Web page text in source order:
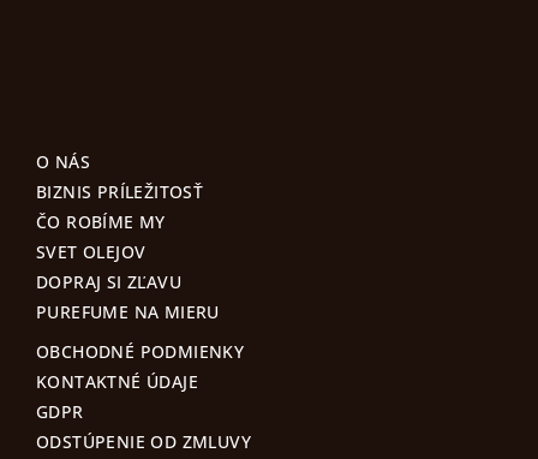
O NÁS
BIZNIS PRÍLEŽITOSŤ
ČO ROBÍME MY
SVET OLEJOV
DOPRAJ SI ZĽAVU
PUREFUME NA MIERU
OBCHODNÉ PODMIENKY
KONTAKTNÉ ÚDAJE
GDPR
ODSTÚPENIE OD ZMLUVY